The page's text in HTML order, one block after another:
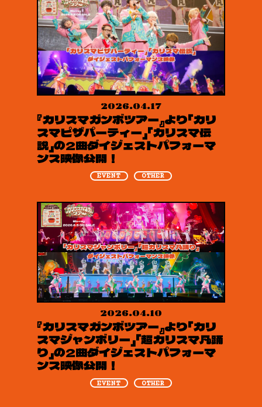
2026.04.17
『カリスマガンボツアー』より「カリ
スマピザパーティー」「カリスマ伝
説」の2曲ダイジェストパフォーマ
ンス映像公開！
EVENT OTHER
2026.04.10
『カリスマガンボツアー』より「カリ
スマジャンボリー」「超カリスマ凡踊
り」の2曲ダイジェストパフォーマ
ンス映像公開！
EVENT OTHER